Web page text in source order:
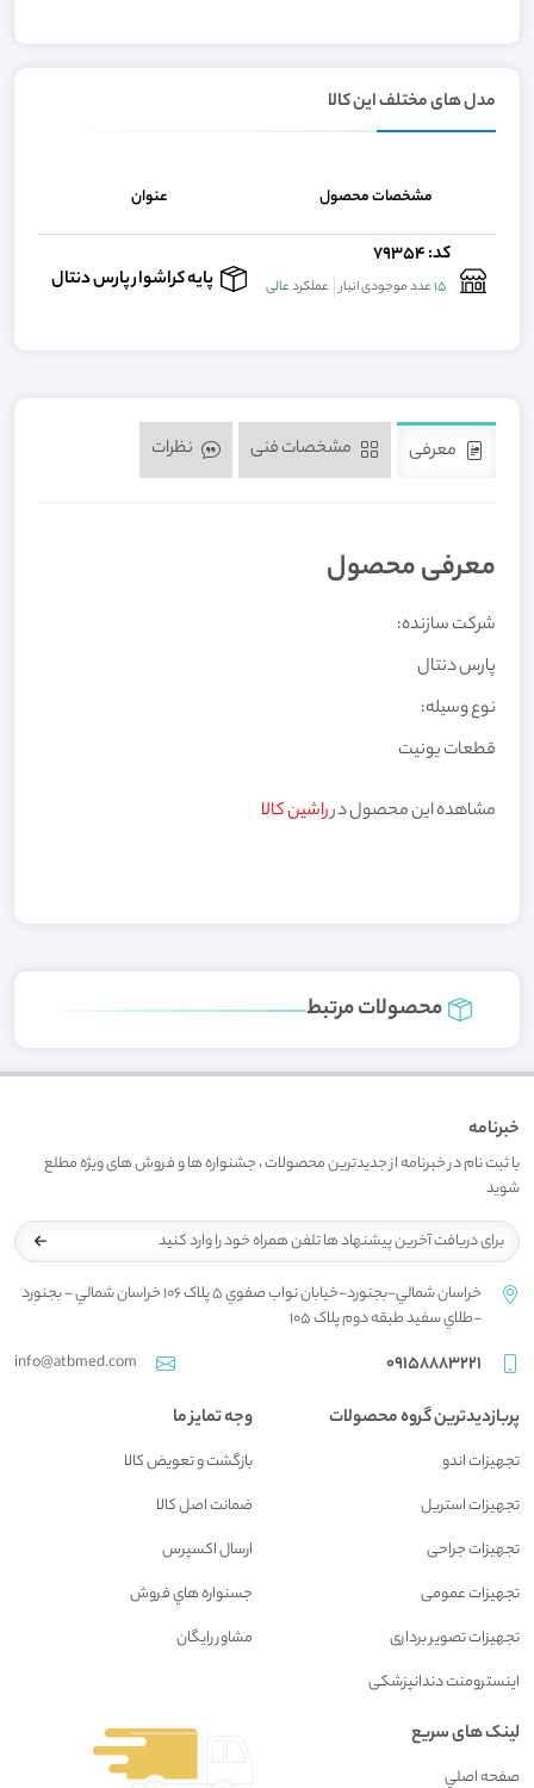
مدل های مختلف این کالا
مشخصات محصول عنوان
کد: 79354
15عدد موجودی انبار عملکردعالی پایه کراشوار پارس دنتال
معرفی
معرفی محصول
شرکت سازنده:
پارس دنتال
نوع وسیله:
قطعات یونیت
مشاهده این محصول درراشین کالا
محصولات مرتبط
خبرنامه
با ثبت نام در خبرنامه از جدیدترین محصولات ، جشنواره ها و فروش های ویژه مطلع
شوید
خراسان شمالي-بجنورد-خيابان نواب صفوي 5 پلاک 106 خراسان شمالي - بجنورد
-طلاي سفيد طبقه دوم پلاک 105
09158883221
info@atbmed.com
پربازدیدترین گروه محصولات
تجهیزات اندو
تجهیزات استریل
تجهیزات جراحی
تجهیزات عمومی
تجهیزات تصویر برداری
اینسترومنت دندانپزشکی
وجه تمایز ما
بازگشت و تعويض کالا
ضمانت اصل کالا
ارسال اکسپرس
جسنواره هاي فروش
مشاور رايگان
لینک های سریع
صفحه اصلي